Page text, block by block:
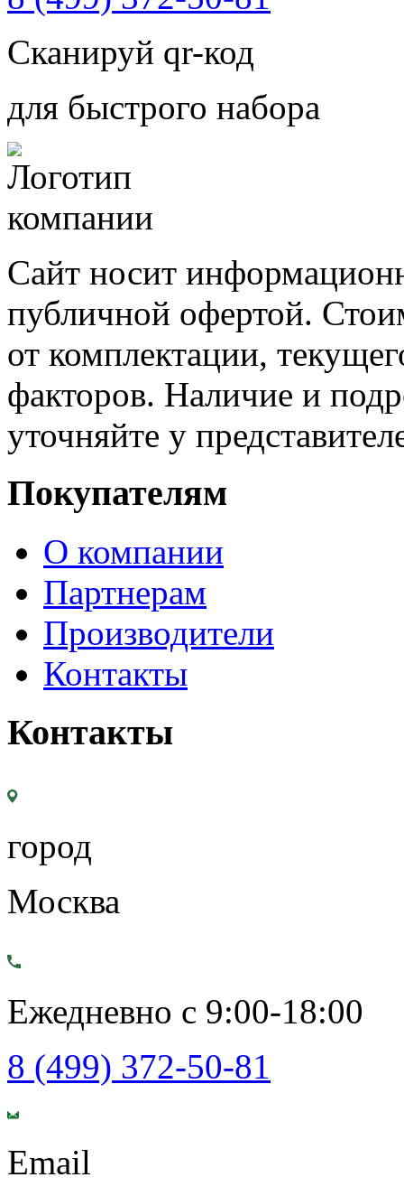
Сканируй qr-код
для быстрого набора
Сайт носит
публичной офертой.
от комплектации,
факторов. Наличие и
уточняйте у
Покупателям
О компании
Партнерам
Производители
Контакты
Контакты
город
Москва
Ежедневно с 9:00-18:00
8 (499) 372-50-81
Email